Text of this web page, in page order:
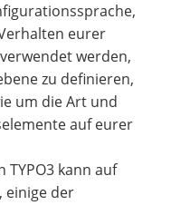
eurer
werden,
zu definieren,
um die Art und
auf eurer
TYPO3 kann auf
einige der